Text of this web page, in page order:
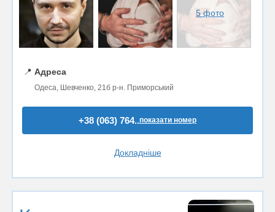
5 фото
📍 Адреса
Одеса, Шевченко, 21б р-н. Приморський
+38 (063) 764..показати номер
Докладніше